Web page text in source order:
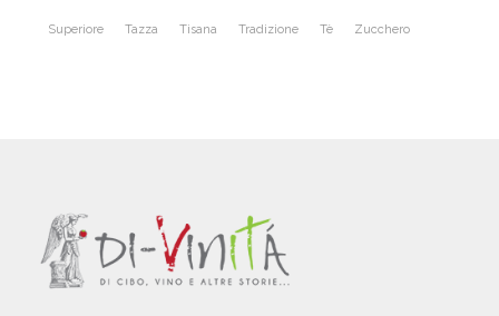
Superiore Tazza Tisana Tradizione Tè Zucchero